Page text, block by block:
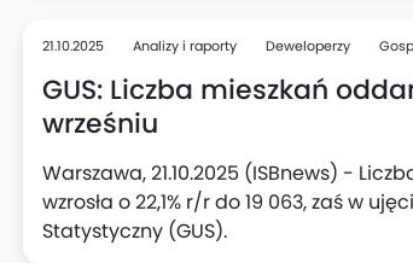
21.10.2025 Analizy i raporty Deweloperzy
GUS: Liczba mieszkań
wrześniu
Warszawa, 21.10.2025 (ISBnews) -
wzrosła o 22,1% r/r do 19 063, zaś w
Statystyczny (GUS).